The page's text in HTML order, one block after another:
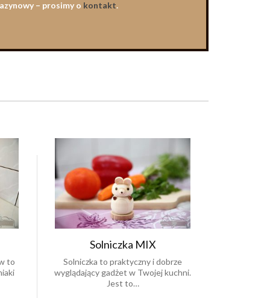
– prosimy o kontakt.
to
Solniczka MIX
Solniczka to praktyczny i dobrze
wyglądający gadżet w Twojej kuchni.
Jest to…